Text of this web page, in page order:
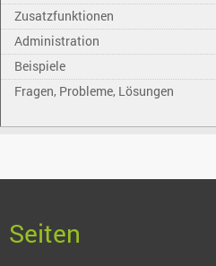
Zusatzfunktionen
Administration
Beispiele
Fragen, Probleme, Lösungen